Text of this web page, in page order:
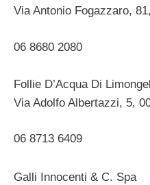
Via Antonio Fogazzaro,
06 8680 2080
Follie D’Acqua Di
Via Adolfo Albertazzi, 5,
06 8713 6409
Galli Innocenti & C. Spa